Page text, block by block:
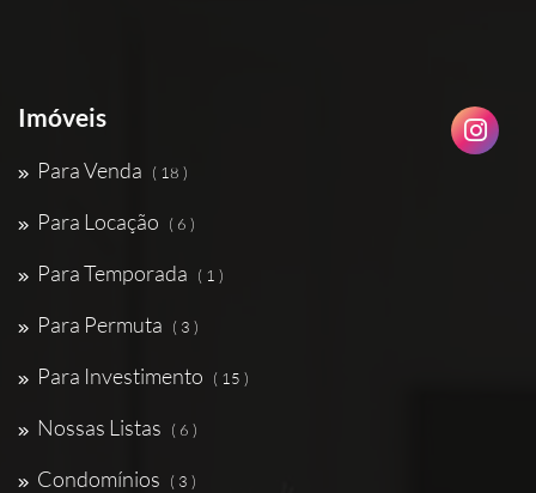
Imóveis
Para Venda ( 18 )
Para Locação ( 6 )
Para Temporada ( 1 )
Para Permuta ( 3 )
Para Investimento ( 15 )
Nossas Listas ( 6 )
Condomínios ( 3 )